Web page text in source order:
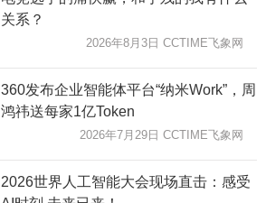
关系？
2026年8月3日 CCTIME飞象网
360发布企业智能体平台“纳米Work”，周
鸿祎送每家1亿Token
2026年7月29日 CCTIME飞象网
2026世界人工智能大会现场直击：感受